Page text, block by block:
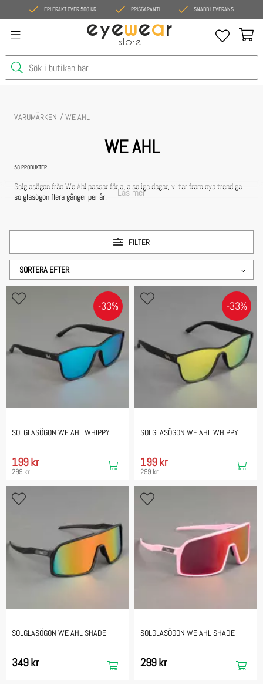
FRI FRAKT ÖVER 500 KR PRISGARANTI SNABB LEVERANS
eyewear
store
VARUMÄRKEN WE AHL
WE AHL
58PRODUKTER
Solglasögon från We Ahl passar för alla soliga dagar, vi tar fram nya trendiga
solglasögon flera gånger per år.
Solglasögon kan även användas dagar med mycket moln då flera modeller har
olika även har en ljus lins. We Ahl har många billiga och prisvärda solglasögon
så man kan ha flera olika modeller hemma som passar för olika tillfällen!
Läs mer
FILTER
SORTERA EFTER
-33%
SOLGLASÖGON WE AHL WHIPPY
199 kr
299 kr
-33%
SOLGLASÖGON WE AHL WHIPPY
199 kr
299 kr
SOLGLASÖGON WE AHL SHADE
349 kr
SOLGLASÖGON WE AHL SHADE
299 kr